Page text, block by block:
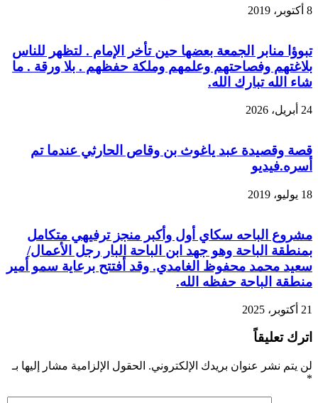
8 أكتوبر، 2019
تبوؤا منابر الجمعة بعضها حين تأخر الإمام . لتظهر للناس
بلاغتهم وفصاحتهم وعلمهم وملكة حفظهم . بلا ورقة . ما
شاء الله تبارك الله.
24 أبريل، 2026
قصة و‏قصيدة عبد ياغوث بن وقاص الحارثي عندما تم
أسره.فيديو
18 يوليو، 2019
مشروع الباحه سكاي أول وأكبر منجز ترفيهي متكامل
بمنطقة الباحة وهو جهد ابن الباحة البار رجل الأعمال/
سعيد محمد محفوظ الغامدي. وقد أفتتح برعاية سمو أمير
منطقة الباحة حفظه الله.
21 أكتوبر، 2025
اترك تعليقاً
لن يتم نشر عنوان بريدك الإلكتروني. الحقول الإلزامية مشار إليها بـ
*